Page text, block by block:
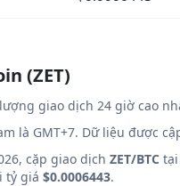
(ZET)
giao dịch 24 giờ cao
là GMT+7. Dữ liệu được
cặp giao dịch ZET/BTC tại
tỷ giá $0.0006443.